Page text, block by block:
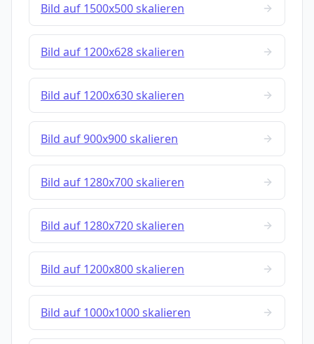
Bild auf 1500x500 skalieren
Bild auf 1200x628 skalieren
Bild auf 1200x630 skalieren
Bild auf 900x900 skalieren
Bild auf 1280x700 skalieren
Bild auf 1280x720 skalieren
Bild auf 1200x800 skalieren
Bild auf 1000x1000 skalieren